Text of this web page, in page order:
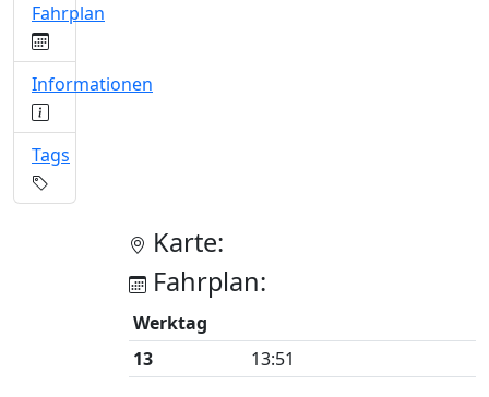
Karte:
Fahrplan:
Werktag
13
13:51
Fahrplan
Informationen
Tags